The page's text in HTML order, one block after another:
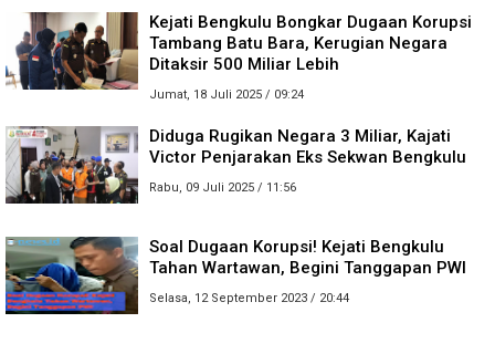
Kejati Bengkulu Bongkar Dugaan Korupsi
Tambang Batu Bara, Kerugian Negara
Ditaksir 500 Miliar Lebih
Jumat, 18 Juli 2025 / 09:24
Diduga Rugikan Negara 3 Miliar, Kajati
Victor Penjarakan Eks Sekwan Bengkulu
Rabu, 09 Juli 2025 / 11:56
Soal Dugaan Korupsi! Kejati Bengkulu
Tahan Wartawan, Begini Tanggapan PWI
Selasa, 12 September 2023 / 20:44